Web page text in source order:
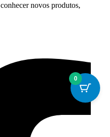
novos produtos,
0